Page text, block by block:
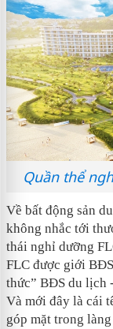
Quần thể
Về bất động sản
không nhắc tới
thái nghỉ dưỡng
FLC được giới
thức” BĐS du lịch
Và mới đây là cái
góp mặt trong